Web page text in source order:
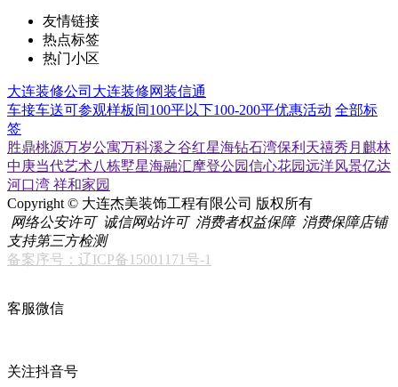
友情链接
热点标签
热门小区
大连装修公司 大连装修网装信通
车接车送可参观样板间100平以下100-200平优惠活动 全部标
签
胜鼎桃源万岁公寓万科溪之谷红星海钻石湾保利天禧秀月麒林
中庚当代艺术八栋墅星海融汇摩登公园信心花园远洋风景亿达
河口湾 祥和家园
Copyright © 大连杰美装饰工程有限公司 版权所有
网络公安许可 诚信网站许可 消费者权益保障 消费保障店铺
支持第三方检测
备案序号：辽ICP备15001171号-1
客服微信
关注抖音号